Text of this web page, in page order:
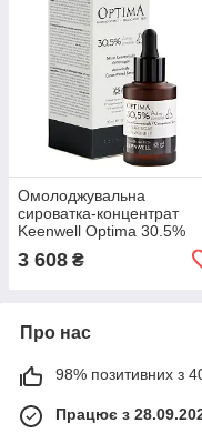
Омолоджувальна
сироватка-концентрат
Keenwell Optima 30.5%
3 608 ₴
Про нас
98% позитивних з
Працює з